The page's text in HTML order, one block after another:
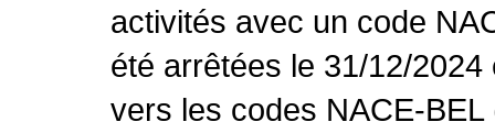
activités avec un code
été arrêtées le 31/12/
vers les codes NACE-